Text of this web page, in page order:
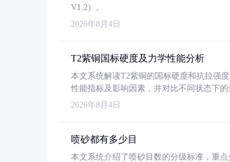
V1.2）。
2026年8月4日
T2紫铜国标硬度及力学性能分析
本文系统解读T2紫铜的国标硬度和抗拉强
性能指标及影响因素，并对比不同状态下
2026年8月4日
喷砂都有多少目
本文系统介绍了喷砂目数的分级标准，重